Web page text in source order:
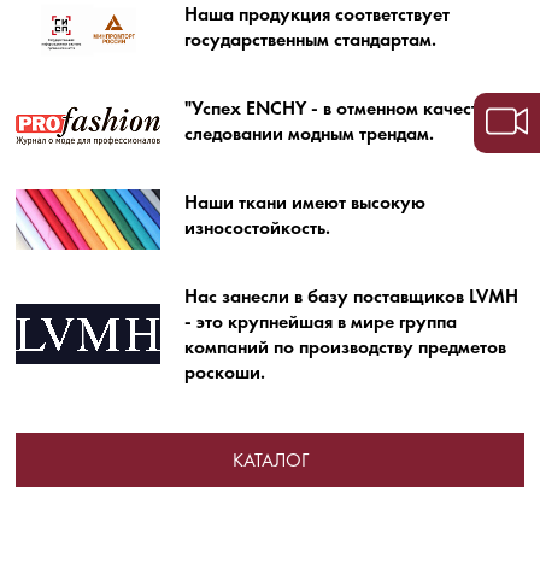
Наша продукция соответствует
государственным стандартам.
"Успех ENCHY - в отменном качестве и
следовании модным трендам.
Наши ткани имеют высокую
износостойкость.
Нас занесли в базу поставщиков LVMH
- это крупнейшая в мире группа
компаний по производству предметов
роскоши.
КАТАЛОГ